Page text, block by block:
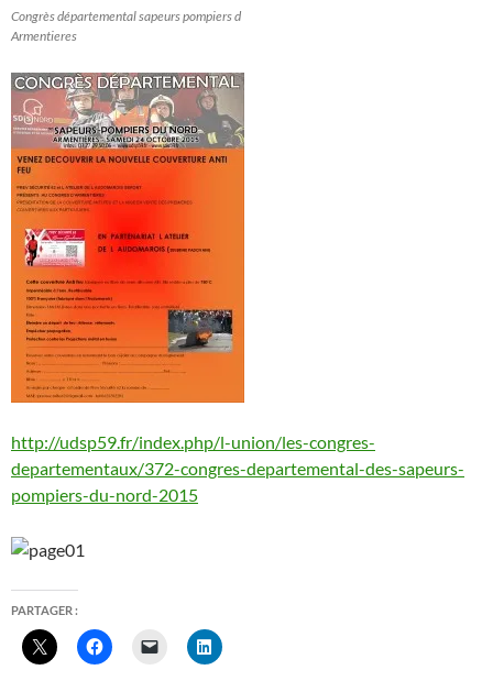
Congrès départemental sapeurs pompiers d
Armentieres
http://udsp59.fr/index.php/l-union/les-congres-
departementaux/372-congres-departemental-des-sapeurs-
pompiers-du-nord-2015
PARTAGER :